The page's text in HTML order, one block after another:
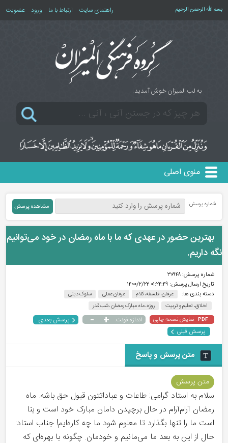
بسم الله الرحمن الرحیم راهنمای سایت ارتباط با ما ورود عضویت
به لب المیزان خوش آمدید.
منوی اصلی
شماره پرسش:
بهترین حضور در عهدی که ما با ماه رمضان در خود می‌توانیم
نگه داریم.
شماره پرسش:۳۰۹۴۸
تاریخ ارسال پرسش: ۰۱:۲۴:۴۹ ۱۴۰۰/۲/۲۲
دسته بندی ها:
عرفان، فلسفه، کلام عرفان عملی
سلوک دینی
اخلاق، تعلیم و تربیت
روزه، ماه مبارک رمضان ،شب قدر
PDF نمایش نسخه چاپی اندازه فونت: +
-
پرسش بعدی
پرسش قبلی
متن پرسش و پاسخ
متن پرسش
سلام به استاد گرامی: طاعات و عباداتتون قبول حق باشه. ماه
رمضان آرام‌آرام در حال برچیدن دامان مبارک خود است و بنا
است ما را تنها بگذارد تا معلوم شود ما چه کاره‌ایم! جناب استاد:
حال از این به بعد ما می‌مانیم و خودمان. چگونه با بهره‌ای که